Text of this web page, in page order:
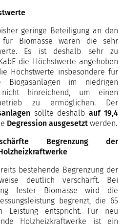
geringe Beteiligung an den
für Biomasse waren die sehr
Es ist deshalb sehr zu
die Höchstwerte angehoben
Höchstwerte insbesondere für
Biogasanlagen im niedrigen
nicht hinreichend, um einen
zu ermöglichen. Der
sollte deshalb auf 19,4
Degression ausgesetzt werden.
Begrenzung der
bestehende Begrenzung der
deutlich verschärft. Bei
fester Biomasse wird die
begrenzt, die 65
Leistung entspricht. Für neu
Holzheizkraftwerke ist ein